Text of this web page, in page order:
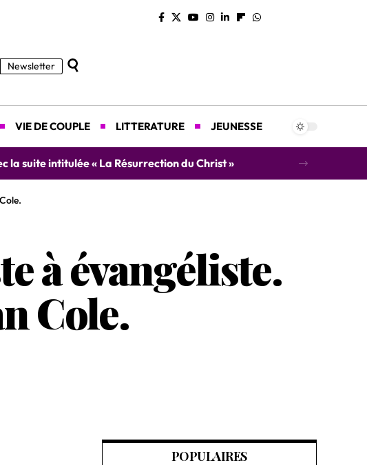
Newsletter
VIE DE COUPLE LITTERATURE JEUNESSE
pour un concert caritatif au profit des orphelins
à évangéliste.
Cole.
POPULAIRES